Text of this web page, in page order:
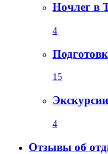
Ночлег в
4
15
4
Отзывы об